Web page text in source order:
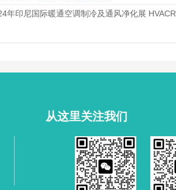
年印尼国际暖通空调制冷及通风净化展 HVACR
从这里关注我们